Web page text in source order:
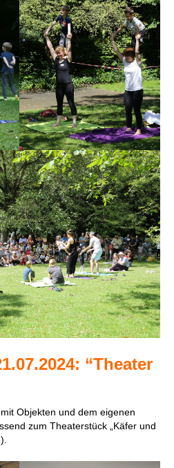
“Theater
Objekten und dem eigenen
zum Theaterstück „Käfer und